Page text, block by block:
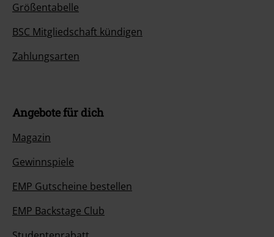
Größentabelle
BSC Mitgliedschaft kündigen
Zahlungsarten
Angebote für dich
Magazin
Gewinnspiele
EMP Gutscheine bestellen
EMP Backstage Club